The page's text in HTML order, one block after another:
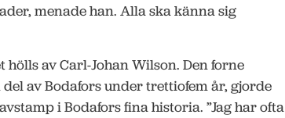
menade han. Alla ska känna sig
av Carl-Johan Wilson. Den forne
av Bodafors under trettiofem år, gjorde
i Bodafors fina historia. ”Jag har ofta